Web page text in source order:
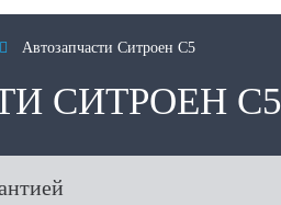
 Автозапчасти Ситроен С5
СИТРОЕН С5